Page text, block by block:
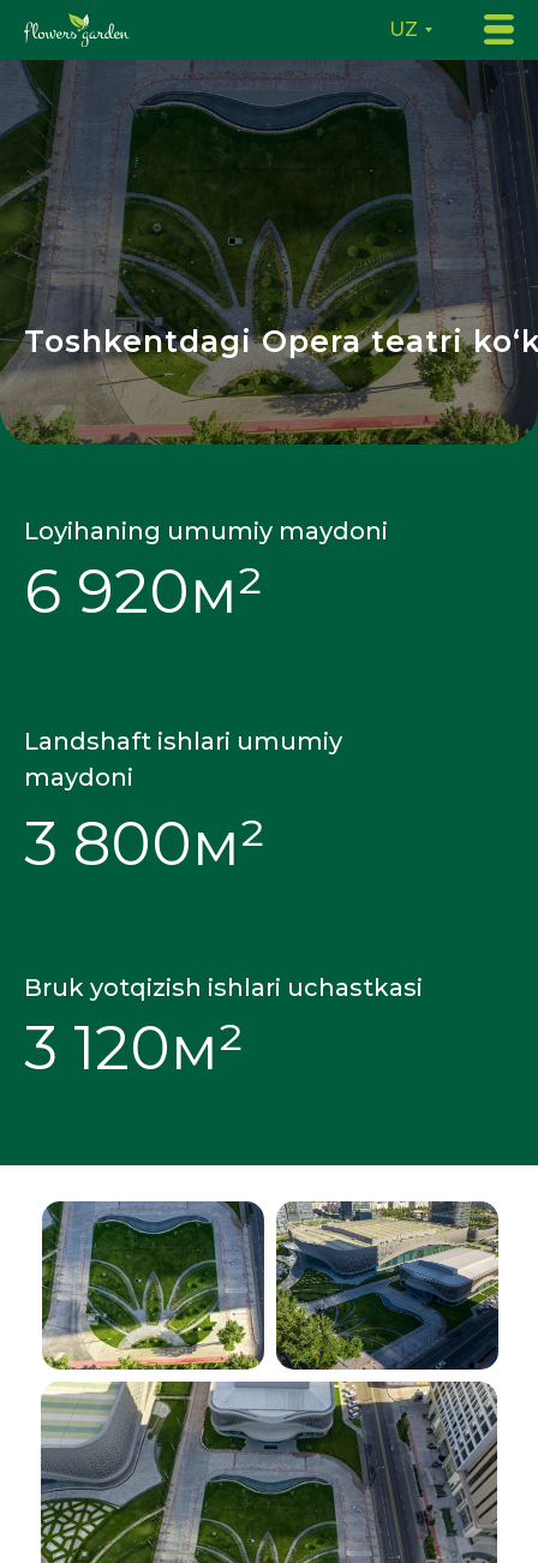
UZ
Toshkentdagi Opera teatri
3 120м²
3 800м²
6 920м²
Bruk yotqizish ishlari uchastkasi
Landshaft ishlari umumiy
maydoni
Loyihaning umumiy maydoni